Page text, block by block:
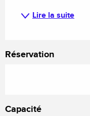
Lire la suite
Réservation
Capacité